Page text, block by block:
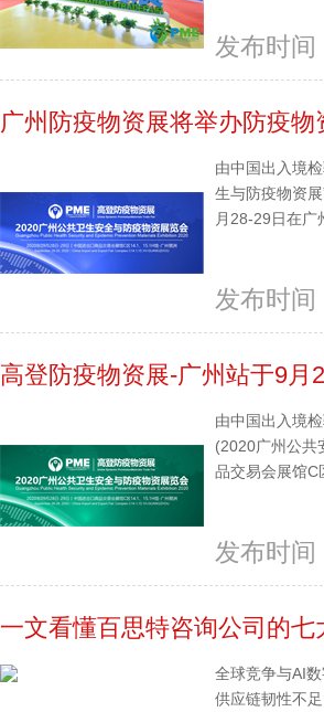
发布时
广州防疫物资展将举办防疫
由中国出入境
生与防疫物资
月28-29日在
发布时
高登防疫物资展-广州站于9月
由中国出入境
(2020广州公共
品交易会展馆
发布时
一文看懂百思特咨询公司的
全球竞争与AI
供应链韧性不